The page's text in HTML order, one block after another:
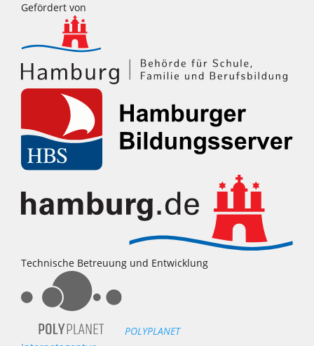
Gefördert von
Technische Betreuung und Entwicklung
POLYPLANET